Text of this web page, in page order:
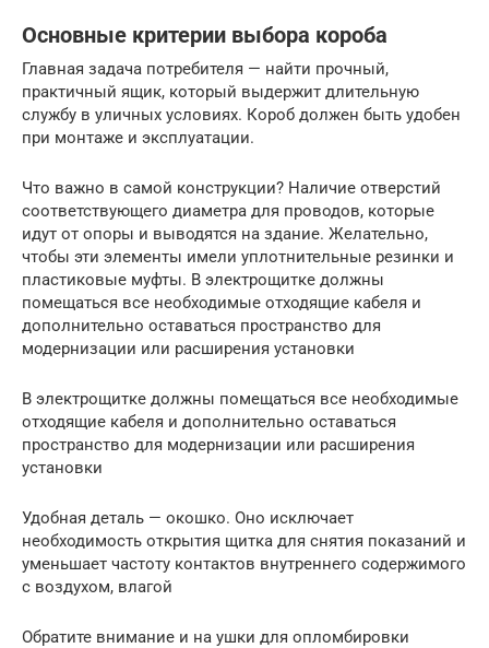
Основные критерии выбора короба
Главная задача потребителя — найти прочный,
практичный ящик, который выдержит длительную
службу в уличных условиях. Короб должен быть удобен
при монтаже и эксплуатации.
Что важно в самой конструкции? Наличие отверстий
соответствующего диаметра для проводов, которые
идут от опоры и выводятся на здание. Желательно,
чтобы эти элементы имели уплотнительные резинки и
пластиковые муфты. В электрощитке должны
помещаться все необходимые отходящие кабеля и
дополнительно оставаться пространство для
модернизации или расширения установки
В электрощитке должны помещаться все необходимые
отходящие кабеля и дополнительно оставаться
пространство для модернизации или расширения
установки
Удобная деталь — окошко. Оно исключает
необходимость открытия щитка для снятия показаний и
уменьшает частоту контактов внутреннего содержимого
с воздухом, влагой
Обратите внимание и на ушки для опломбировки